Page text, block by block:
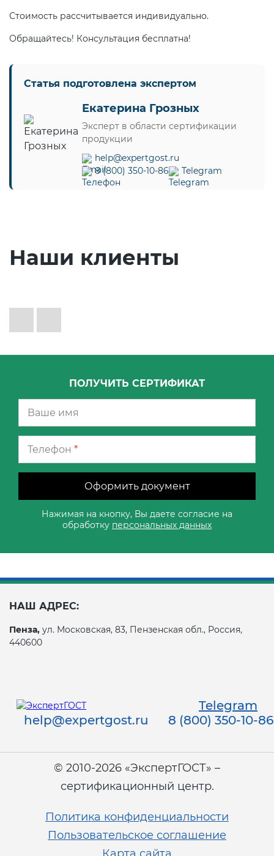
Стоимость рассчитывается индивидуально.
Обращайтесь! Консультация бесплатна!
Статья подготовлена экспертом
Екатерина Грозных
Эксперт в области сертификации
продукции
help@expertgost.ru
8 (800) 350-10-86
Telegram
Наши клиенты
ПОЛУЧИТЬ СЕРТИФИКАТ
Телефон *
Оформить документ
Нажимая на кнопку, Вы даете согласие на
обработку персональных данных
НАШ АДРЕС:
Пенза, ул. Московская, 83, Пензенская обл., Россия,
440600
Telegram
help@expertgost.ru
8 (800) 350-10-86
© 2010-2026 «ЭкспертГОСТ» –
сертификационный центр.
Политика конфиденциальности
Пользовательское соглашение